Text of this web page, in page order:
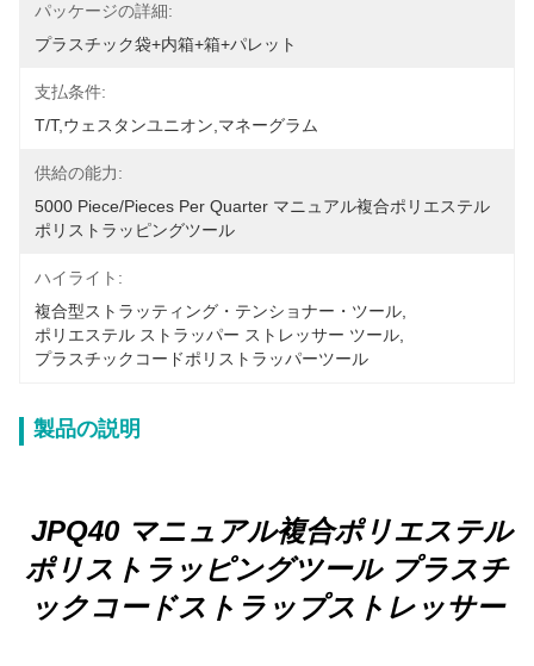
パッケージの詳細:
プラスチック袋+内箱+箱+パレット
支払条件:
T/T,ウェスタンユニオン,マネーグラム
供給の能力:
5000 Piece/Pieces Per Quarter マニュアル複合ポリエステル
ポリストラッピングツール
ハイライト:
複合型ストラッティング・テンショナー・ツール
ポリエステル ストラッパー ストレッサー ツール
プラスチックコードポリストラッパーツール
製品の説明
JPQ40 マニュアル複合ポリエステル
ポリストラッピングツール プラスチ
ックコードストラップストレッサー